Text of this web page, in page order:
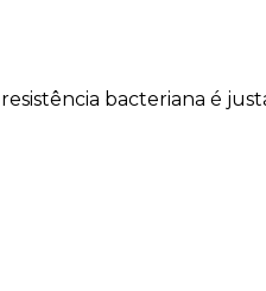
bacteriana é